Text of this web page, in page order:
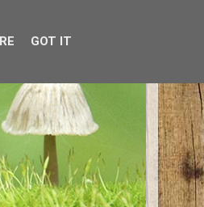
GOT IT